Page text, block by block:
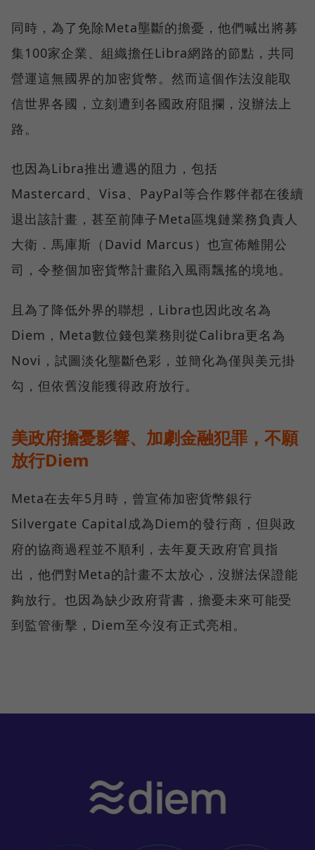
同時，為了免除Meta壟斷的擔憂，他們喊出將募
集100家企業、組織擔任Libra網路的節點，共同
營運這無國界的加密貨幣。然而這個作法沒能取
信世界各國，立刻遭到各國政府阻攔，沒辦法上
路。
也因為Libra推出遭遇的阻力，包括
Mastercard、Visa、PayPal等合作夥伴都在後續
退出該計畫，甚至前陣子Meta區塊鏈業務負責人
大衛．馬庫斯（David Marcus）也宣佈離開公
司，令整個加密貨幣計畫陷入風雨飄搖的境地。
且為了降低外界的聯想，Libra也因此改名為
Diem，Meta數位錢包業務則從Calibra更名為
Novi，試圖淡化壟斷色彩，並簡化為僅與美元掛
勾，但依舊沒能獲得政府放行。
美政府擔憂影響、加劇金融犯罪，不願
放行Diem
Meta在去年5月時，曾宣佈加密貨幣銀行
Silvergate Capital成為Diem的發行商，但與政
府的協商過程並不順利，去年夏天政府官員指
出，他們對Meta的計畫不太放心，沒辦法保證能
夠放行。也因為缺少政府背書，擔憂未來可能受
到監管衝擊，Diem至今沒有正式亮相。